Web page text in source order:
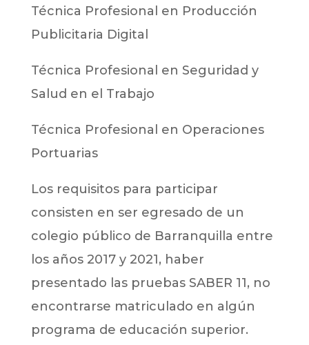
Técnica Profesional en Producción
Publicitaria Digital
Técnica Profesional en Seguridad y
Salud en el Trabajo
Técnica Profesional en Operaciones
Portuarias
Los requisitos para participar
consisten en ser egresado de un
colegio público de Barranquilla entre
los años 2017 y 2021, haber
presentado las pruebas SABER 11, no
encontrarse matriculado en algún
programa de educación superior.